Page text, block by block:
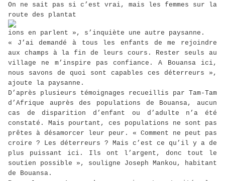
On ne sait pas si c’est vrai, mais les femmes sur la
route des plantat
ions en parlent », s’inquiète une autre paysanne.
« J’ai demandé à tous les enfants de me rejoindre
aux champs à la fin de leurs cours. Rester seuls au
village ne m’inspire pas confiance. A Bouansa ici,
nous savons de quoi sont capables ces déterreurs »,
ajoute la paysanne.
D’après plusieurs témoignages recueillis par Tam-Tam
d’Afrique auprès des populations de Bouansa, aucun
cas de disparition d’enfant ou d’adulte n’a été
constaté. Mais pourtant, ces populations ne sont pas
prêtes à désamorcer leur peur. « Comment ne peut pas
croire ? Les déterreurs ? Mais c’est ce qu’il y a de
plus puissant ici. Ils ont l’argent, donc tout le
soutien possible », souligne Joseph Mankou, habitant
de Bouansa.